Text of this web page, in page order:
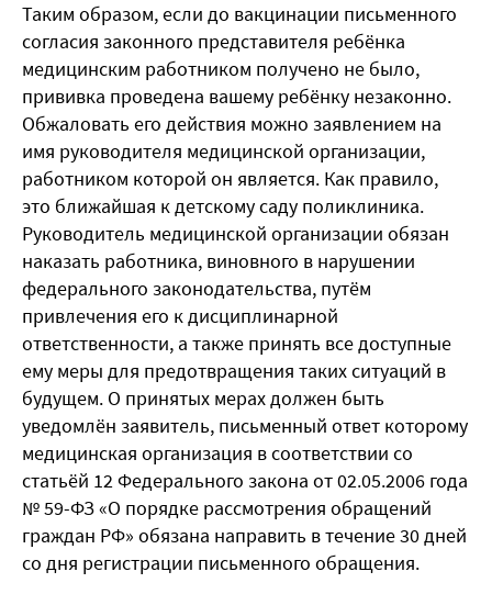
Таким образом, если до вакцинации письменного
согласия законного представителя ребёнка
медицинским работником получено не было,
прививка проведена вашему ребёнку незаконно.
Обжаловать его действия можно заявлением на
имя руководителя медицинской организации,
работником которой он является. Как правило,
это ближайшая к детскому саду поликлиника.
Руководитель медицинской организации обязан
наказать работника, виновного в нарушении
федерального законодательства, путём
привлечения его к дисциплинарной
ответственности, а также принять все доступные
ему меры для предотвращения таких ситуаций в
будущем. О принятых мерах должен быть
уведомлён заявитель, письменный ответ которому
медицинская организация в соответствии со
статьёй 12 Федерального закона от 02.05.2006 года
№ 59-ФЗ «О порядке рассмотрения обращений
граждан РФ» обязана направить в течение 30 дней
со дня регистрации письменного обращения.